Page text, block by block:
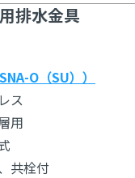
排水金具
O（SU））
ス
用
共栓付